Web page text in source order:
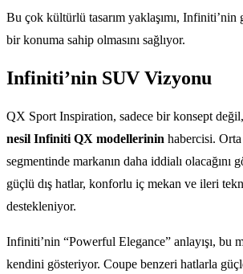
Bu çok kültürlü tasarım yaklaşımı, Infiniti’nin
bir konuma sahip olmasını sağlıyor.
Infiniti’nin SUV Vizyonu
QX Sport Inspiration, sadece bir konsept değil,
nesil Infiniti QX modellerinin habercisi.
segmentinde markanın daha iddialı olacağını
güçlü dış hatlar, konforlu iç mekan ve ileri
destekleniyor.
Infiniti’nin “Powerful Elegance” anlayışı, bu
kendini gösteriyor. Coupe benzeri hatlarla